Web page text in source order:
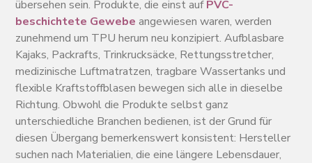
übersehen sein. Produkte, die einst aufPVC-
beschichtete Gewebe angewiesen waren, werden
zunehmend um TPU herum neu konzipiert. Aufblasbare
Kajaks, Packrafts, Trinkrucksäcke, Rettungsstretcher,
medizinische Luftmatratzen, tragbare Wassertanks und
flexible Kraftstoffblasen bewegen sich alle in dieselbe
Richtung. Obwohl die Produkte selbst ganz
unterschiedliche Branchen bedienen, ist der Grund für
diesen Übergang bemerkenswert konsistent: Hersteller
suchen nach Materialien, die eine längere Lebensdauer,